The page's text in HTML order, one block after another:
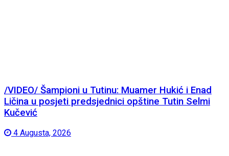
/VIDEO/ Šampioni u Tutinu: Muamer Hukić i Enad
Ličina u posjeti predsjednici opštine Tutin Selmi
Kučević
4 Augusta, 2026